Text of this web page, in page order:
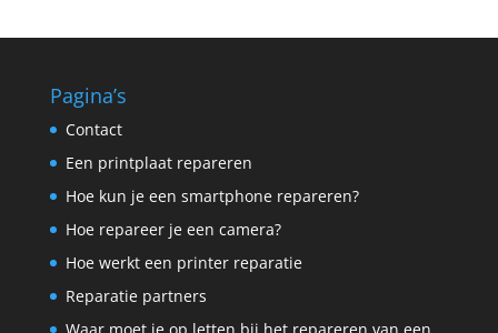
Pagina’s
Contact
Een printplaat repareren
Hoe kun je een smartphone repareren?
Hoe repareer je een camera?
Hoe werkt een printer reparatie
Reparatie partners